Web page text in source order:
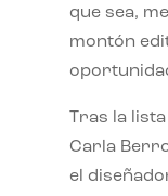
que sea,
montón
Tras la
Carla
el